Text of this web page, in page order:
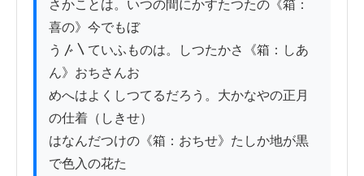
さかことは。いつの間にかすたつたの《箱：
喜の》今でもぼ
う〴〵ていふものは。しつたかさ《箱：しあ
ん》おちさんお
めへはよくしつてるだろう。大かなやの正月
の仕着（しきせ）
はなんだつけの《箱：おちせ》たしか地が黒
で色入の花た